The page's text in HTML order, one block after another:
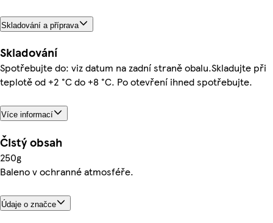
Skladování a příprava
Skladování
Spotřebujte do: viz datum na zadní straně obalu.Skladujte při
teplotě od +2 °C do +8 °C. Po otevření ihned spotřebujte.
Více informací
Čistý obsah
250g
Baleno v ochranné atmosféře.
Údaje o značce